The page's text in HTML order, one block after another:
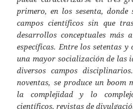
primero, en los sesenta,
campos científicos sin que
desarrollos conceptuales más
específicas. Entre los setentas y
una mayor socialización de las
diversos campos
noventas, se produce un boom
la complejidad y lo
científicos, revistas de